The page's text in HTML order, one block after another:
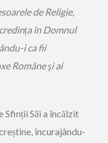
de Religie,
țaîn Domnul
i ca fii
Româneşi ai
Sfinții Săi a încălzit
încurajându-